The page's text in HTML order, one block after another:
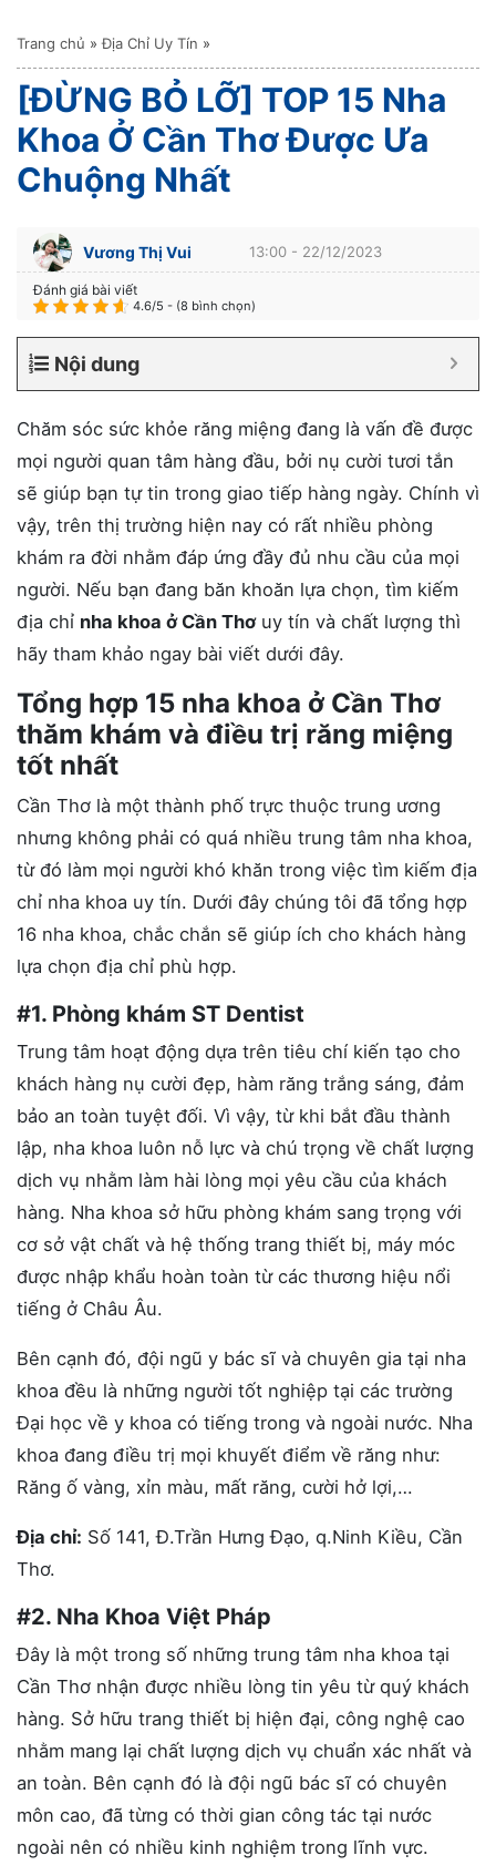
Trang chủ »Địa Chỉ Uy Tín »
[ĐỪNG BỎ LỠ] TOP 15 Nha
Khoa Ở Cần Thơ Được Ưa
Chuộng Nhất
Vương Thị Vui 13:00 - 22/12/2023
Đánh giá bài viết
4.6/5 - (8 bình chọn)
Nội dung
Chăm sóc sức khỏe răng miệng đang là vấn đề được
mọi người quan tâm hàng đầu, bởi nụ cười tươi tắn
sẽ giúp bạn tự tin trong giao tiếp hàng ngày. Chính vì
vậy, trên thị trường hiện nay có rất nhiều phòng
khám ra đời nhằm đáp ứng đầy đủ nhu cầu của mọi
người. Nếu bạn đang băn khoăn lựa chọn, tìm kiếm
địa chỉ nha khoa ở Cần Thơuy tín và chất lượng thì
hãy tham khảo ngay bài viết dưới đây.
Tổng hợp 15 nha khoa ở Cần Thơ
thăm khám và điều trị răng miệng
tốt nhất
Cần Thơ là một thành phố trực thuộc trung ương
nhưng không phải có quá nhiều trung tâm nha khoa,
từ đó làm mọi người khó khăn trong việc tìm kiếm địa
chỉ nha khoa uy tín. Dưới đây chúng tôi đã tổng hợp
16 nha khoa, chắc chắn sẽ giúp ích cho khách hàng
lựa chọn địa chỉ phù hợp.
#1. Phòng khám ST Dentist
Trung tâm hoạt động dựa trên tiêu chí kiến tạo cho
khách hàng nụ cười đẹp, hàm răng trắng sáng, đảm
bảo an toàn tuyệt đối. Vì vậy, từ khi bắt đầu thành
lập, nha khoa luôn nỗ lực và chú trọng về chất lượng
dịch vụ nhằm làm hài lòng mọi yêu cầu của khách
hàng. Nha khoa sở hữu phòng khám sang trọng với
cơ sở vật chất và hệ thống trang thiết bị, máy móc
được nhập khẩu hoàn toàn từ các thương hiệu nổi
tiếng ở Châu Âu.
Bên cạnh đó, đội ngũ y bác sĩ và chuyên gia tại nha
khoa đều là những người tốt nghiệp tại các trường
Đại học về y khoa có tiếng trong và ngoài nước. Nha
khoa đang điều trị mọi khuyết điểm về răng như:
Răng ố vàng, xỉn màu, mất răng, cười hở lợi,…
Địa chỉ: Số 141, Đ.Trần Hưng Đạo, q.Ninh Kiều, Cần
Thơ.
#2. Nha Khoa Việt Pháp
Đây là một trong số những trung tâm nha khoa tại
Cần Thơ nhận được nhiều lòng tin yêu từ quý khách
hàng. Sở hữu trang thiết bị hiện đại, công nghệ cao
nhằm mang lại chất lượng dịch vụ chuẩn xác nhất và
an toàn. Bên cạnh đó là đội ngũ bác sĩ có chuyên
môn cao, đã từng có thời gian công tác tại nước
ngoài nên có nhiều kinh nghiệm trong lĩnh vực.